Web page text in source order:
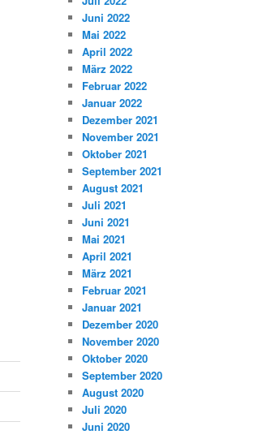
Juni 2022
Mai 2022
April 2022
März 2022
Februar 2022
Januar 2022
Dezember 2021
November 2021
Oktober 2021
September 2021
August 2021
Juli 2021
Juni 2021
Mai 2021
April 2021
März 2021
Februar 2021
Januar 2021
Dezember 2020
November 2020
Oktober 2020
September 2020
August 2020
Juli 2020
Juni 2020